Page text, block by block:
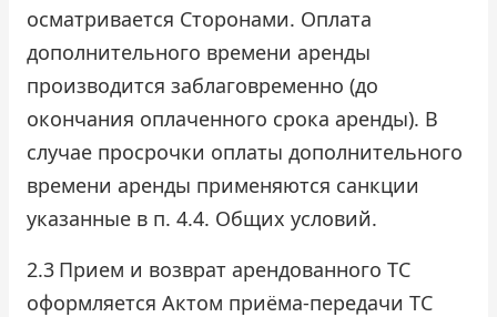
осматривается Сторонами. Оплата
дополнительного времени аренды
производится заблаговременно (до
окончания оплаченного срока аренды). В
случае просрочки оплаты дополнительного
времени аренды применяются санкции
указанные в п. 4.4. Общих условий.
2.3 Прием и возврат арендованного ТС
оформляется Актом приёма-передачи ТС